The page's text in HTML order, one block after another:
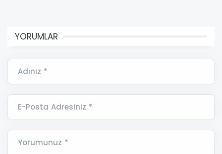
YORUMLAR
Adınız *
E-Posta Adresiniz *
Yorumunuz *